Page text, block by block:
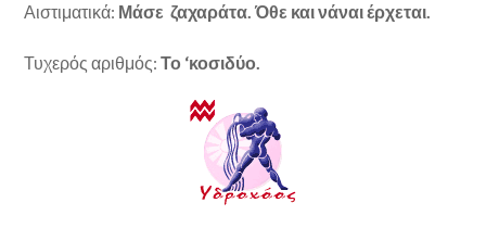
Αιστιματικά: Μάσε ζαχαράτα. Όθε και νάναι έρχεται.
Τυχερός αριθμός: Το ‘κοσιδύο.